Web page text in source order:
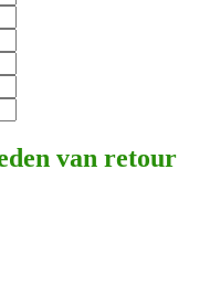
van retour